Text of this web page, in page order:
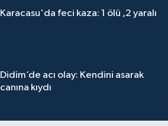
Karacasu'da feci kaza: 1 ölü ,2 yaralı
Didim’de acı olay: Kendini asarak
canına kıydı